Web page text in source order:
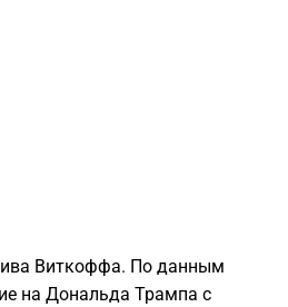
Виткоффа. По данным
на Дональда Трампа с